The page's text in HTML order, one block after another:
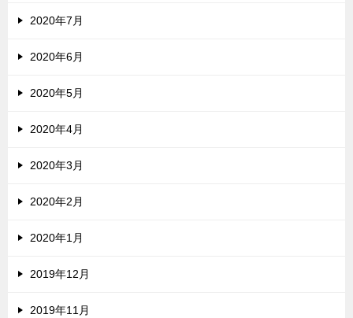
2020年7月
2020年6月
2020年5月
2020年4月
2020年3月
2020年2月
2020年1月
2019年12月
2019年11月